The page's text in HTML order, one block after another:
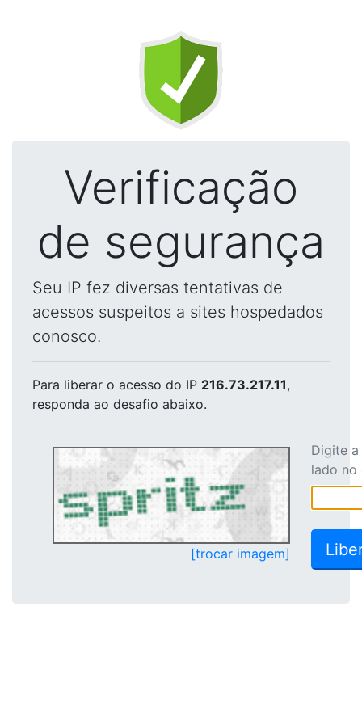
Verificação
de segurança
Seu IP fez diversas tentativas de
acessos suspeitos a sites hospedados
conosco.
Para liberar o acesso do IP 216.73.217.11,
responda ao desafio abaixo.
[trocar imagem]
Digite
lado no